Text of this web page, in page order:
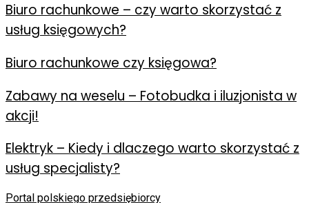
Biuro rachunkowe – czy warto skorzystać z
usług księgowych?
Biuro rachunkowe czy księgowa?
Zabawy na weselu – Fotobudka i iluzjonista w
akcji!
Elektryk – Kiedy i dlaczego warto skorzystać z
usług specjalisty?
Portal polskiego przedsiębiorcy